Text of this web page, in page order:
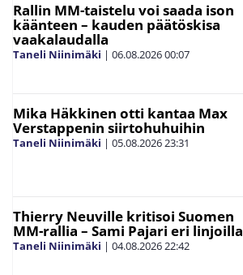
Rallin MM-taistelu voi saada ison
käänteen – kauden päätöskisa
vaakalaudalla
Taneli Niinimäki | 06.08.202600:07
Mika Häkkinen otti kantaa Max
Verstappenin siirtohuhuihin
Taneli Niinimäki | 05.08.202623:31
Thierry Neuville kritisoi Suomen
MM-rallia – Sami Pajari eri linjoilla
Taneli Niinimäki | 04.08.202622:42